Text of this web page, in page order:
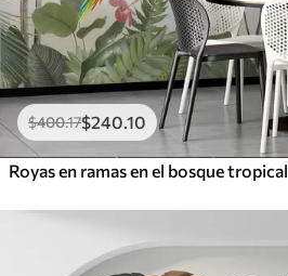
$400.17$240.10
Royas en ramas en el bosque tropical